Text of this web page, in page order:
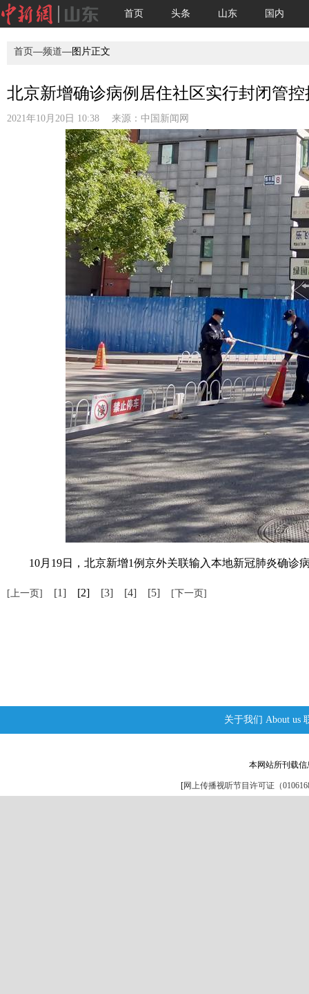
首页 头条 山东 国内
首页—频道—图片正文
北京新增确诊病例居住社区实行封闭管控
2021年10月20日 10:38 来源： 中国新闻网
10月19日，北京新增1例京外关联输入本地新冠肺炎确诊
[上一页] [1] [2] [3] [4] [5] [下一页]
关于我们 About us
本网站所刊载
[网上传播视听节目许可证（